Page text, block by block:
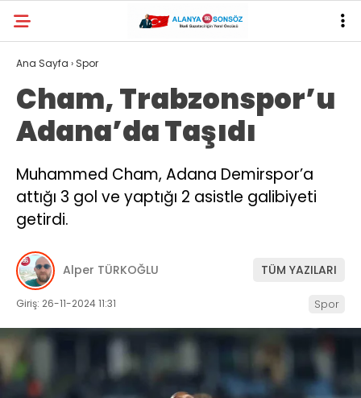
30.9°
Ana Sayfa › Spor
Cham, Trabzonspor’u
Adana’da Taşıdı
Muhammed Cham, Adana Demirspor’a
attığı 3 gol ve yaptığı 2 asistle galibiyeti
getirdi.
Alper TÜRKOĞLU TÜM YAZILARI
Giriş: 26-11-2024 11:31 Spor